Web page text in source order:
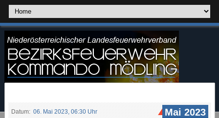
Datum: 06. Mai 2023, 06:30 Uhr Mai 2023